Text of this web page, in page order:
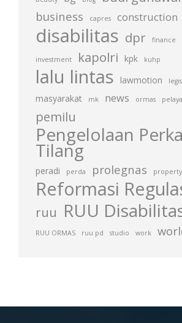
business capres construction
disabilitas dpr finance
investment kapolri kpk kuhp
lalu lintas lawmotion
masyarakat mk news ormas
pemilu
Pengelolaan
Tilang
peradi perda prolegnas property
Reformasi
ruu RUU
RUU ORMAS ruu pd studio work